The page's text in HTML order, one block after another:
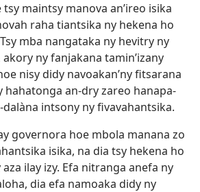
maintsy manova an’ireo isika
raha tiantsika ny hekena ho
mba nangataka ny hevitry ny
ny fanjakana tamin’izany
nisy didy navoakan’ny fitsarana
hahatonga an-dry zareo hanapa-
intsony ny fivavahantsika.
governora hoe mbola manana zo
isika, na dia tsy hekena ho
ilay izy. Efa nitranga anefa ny
dia efa namoaka didy ny